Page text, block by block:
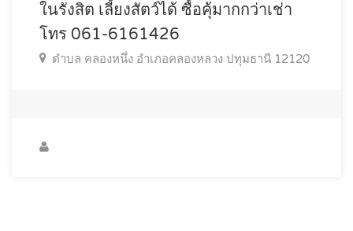
ในรังสิต เลี้ยงสัตว์ได้ ซื้อคุ้มากกว่าเช่า
โทร 061-6161426
ตำบล คลองหนึ่ง อำเภอคลองหลวง ปทุมธานี 12120